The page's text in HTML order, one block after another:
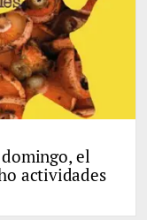
el
actividades